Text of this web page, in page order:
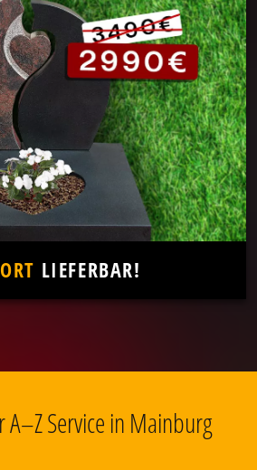
LIEFERBAR!
A–Z Service in Mainburg